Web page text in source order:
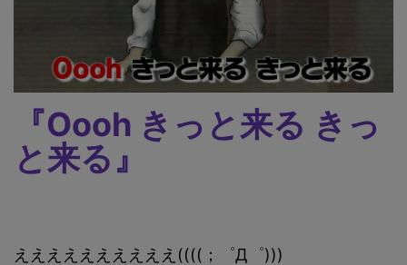
『Oooh きっと来る きっ
と来る』
ええええええええええ((((；゜Д゜)))